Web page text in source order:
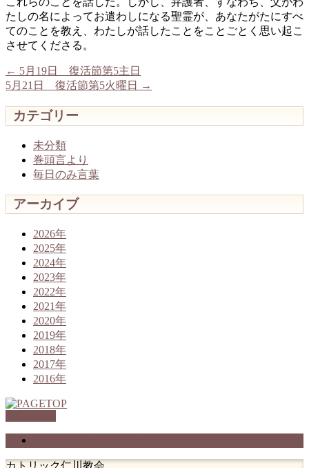
たしの名によってお遣わしになる聖霊が、あなたがたにすべ
てのことを教え、わたしが話したことをことごとく思い起こ
させてくださる。
← 5月19日 復活節第5主日
5月21日 復活節第5火曜日
→
カテゴリー
未分類
巻頭言より
毎日のみ言葉
アーカイブ
2026年
2025年
2024年
2023年
2022年
2021年
2020年
2019年
2018年
2017年
2016年